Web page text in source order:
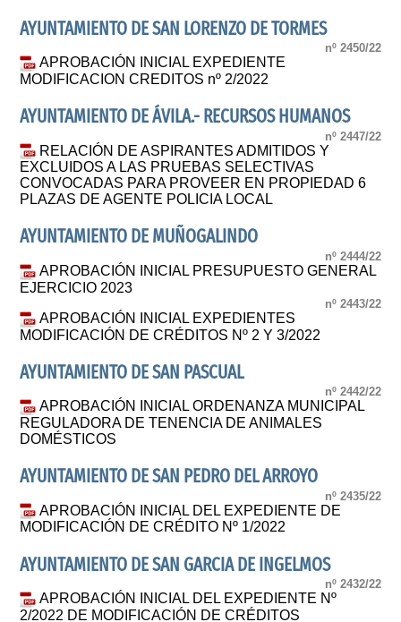
AYUNTAMIENTO DE SAN LORENZO DE TORMES
nº 2450/22
APROBACIÓN INICIAL EXPEDIENTE
MODIFICACION CREDITOS nº 2/2022
AYUNTAMIENTO DE ÁVILA.- RECURSOS HUMANOS
nº 2447/22
RELACIÓN DE ASPIRANTES ADMITIDOS Y
EXCLUIDOS A LAS PRUEBAS SELECTIVAS
CONVOCADAS PARA PROVEER EN PROPIEDAD 6
PLAZAS DE AGENTE POLICIA LOCAL
AYUNTAMIENTO DE MUÑOGALINDO
nº 2444/22
APROBACIÓN INICIAL PRESUPUESTO GENERAL
EJERCICIO 2023
nº 2443/22
APROBACIÓN INICIAL EXPEDIENTES
MODIFICACIÓN DE CRÉDITOS Nº 2 Y 3/2022
AYUNTAMIENTO DE SAN PASCUAL
nº 2442/22
APROBACIÓN INICIAL ORDENANZA MUNICIPAL
REGULADORA DE TENENCIA DE ANIMALES
DOMÉSTICOS
AYUNTAMIENTO DE SAN PEDRO DEL ARROYO
nº 2435/22
APROBACIÓN INICIAL DEL EXPEDIENTE DE
MODIFICACIÓN DE CRÉDITO Nº 1/2022
AYUNTAMIENTO DE SAN GARCIA DE INGELMOS
nº 2432/22
APROBACIÓN INICIAL DEL EXPEDIENTE Nº
2/2022 DE MODIFICACIÓN DE CRÉDITOS